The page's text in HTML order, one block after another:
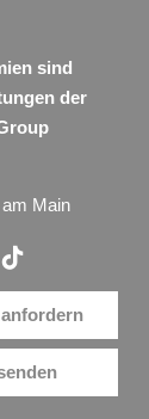
sind
der
Main